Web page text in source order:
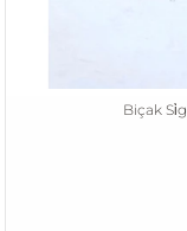
Biçak